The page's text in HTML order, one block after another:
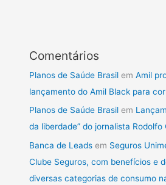
Comentários
Planos de Saúde Brasil emAmil
lançamento do Amil Black para
Planos de Saúde Brasil em
da liberdade” do jornalista Rodolfo
Banca de Leads em Seguros
Clube Seguros, com benefícios e
diversas categorias de consumo